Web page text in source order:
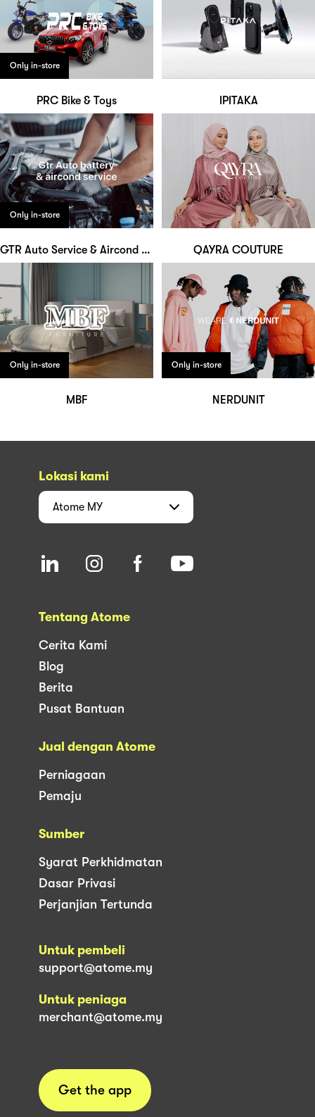
Only in-store
PRC Bike & Toys IPITAKA
Only in-store
GTR Auto Service & Aircond Specialist QAYRA COUTURE
Only in-store
MBF
Only in-store
NERDUNIT
Lokasi kami
Atome MY
Tentang Atome
Cerita Kami
Blog
Berita
Pusat Bantuan
Jual dengan Atome
Perniagaan
Pemaju
Sumber
Syarat Perkhidmatan
Dasar Privasi
Perjanjian Tertunda
Untuk pembeli
support@atome.my
Untuk peniaga
merchant@atome.my
Get the app